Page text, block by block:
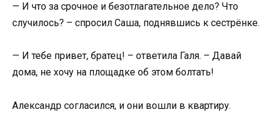
— И что за срочное и безотлагательное дело? Что
случилось? – спросил Саша, поднявшись к сестрёнке.
— И тебе привет, братец! – ответила Галя. – Давай
дома, не хочу на площадке об этом болтать!
Александр согласился, и они вошли в квартиру.